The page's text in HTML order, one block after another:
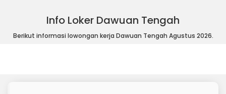
Info Loker Dawuan Tengah
Berikut informasi lowongan kerja Dawuan Tengah Agustus 2026.